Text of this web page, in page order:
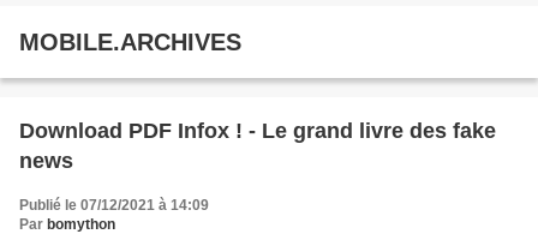
MOBILE.ARCHIVES
Download PDF Infox ! - Le grand livre des fake
news
Publié le 07/12/2021 à 14:09
Par bomython